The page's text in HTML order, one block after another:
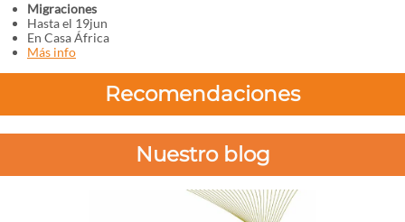
Migraciones
Hasta el 19jun
En Casa África
Más info
Recomendaciones
Nuestro blog